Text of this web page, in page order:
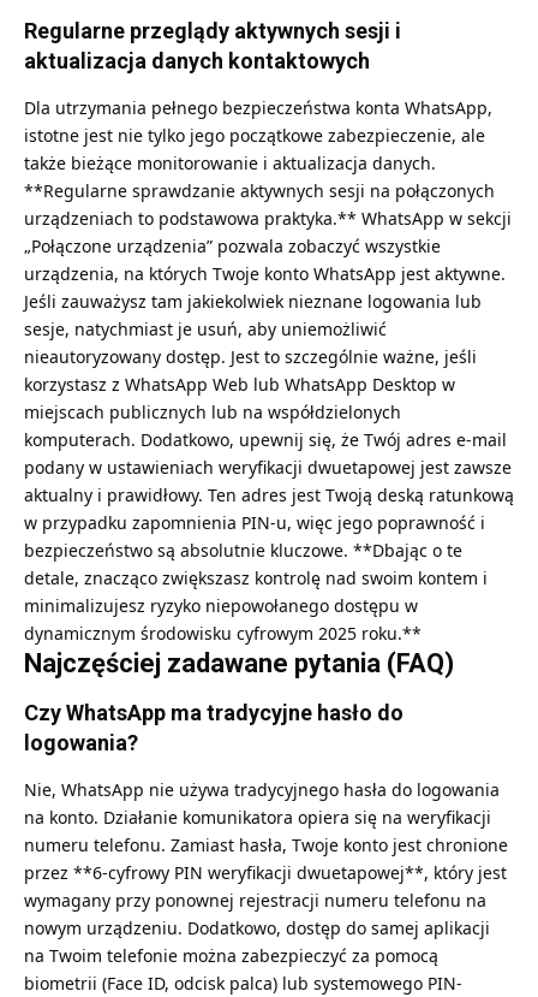
Regularne przeglądy aktywnych sesji i
aktualizacja danych kontaktowych
Dla utrzymania pełnego bezpieczeństwa konta WhatsApp,
istotne jest nie tylko jego początkowe zabezpieczenie, ale
także bieżące monitorowanie i aktualizacja danych.
**Regularne sprawdzanie aktywnych sesji na połączonych
urządzeniach to podstawowa praktyka.** WhatsApp w sekcji
„Połączone urządzenia” pozwala zobaczyć wszystkie
urządzenia, na których Twoje konto WhatsApp jest aktywne.
Jeśli zauważysz tam jakiekolwiek nieznane logowania lub
sesje, natychmiast je usuń, aby uniemożliwić
nieautoryzowany dostęp. Jest to szczególnie ważne, jeśli
korzystasz z WhatsApp Web lub WhatsApp Desktop w
miejscach publicznych lub na współdzielonych
komputerach. Dodatkowo, upewnij się, że Twój adres e-mail
podany w ustawieniach weryfikacji dwuetapowej jest zawsze
aktualny i prawidłowy. Ten adres jest Twoją deską ratunkową
w przypadku zapomnienia PIN-u, więc jego poprawność i
bezpieczeństwo są absolutnie kluczowe. **Dbając o te
detale, znacząco zwiększasz kontrolę nad swoim kontem i
minimalizujesz ryzyko niepowołanego dostępu w
dynamicznym środowisku cyfrowym 2025 roku.**
Najczęściej zadawane pytania (FAQ)
Czy WhatsApp ma tradycyjne hasło do
logowania?
Nie, WhatsApp nie używa tradycyjnego hasła do logowania
na konto. Działanie komunikatora opiera się na weryfikacji
numeru telefonu. Zamiast hasła, Twoje konto jest chronione
przez **6-cyfrowy PIN weryfikacji dwuetapowej**, który jest
wymagany przy ponownej rejestracji numeru telefonu na
nowym urządzeniu. Dodatkowo, dostęp do samej aplikacji
na Twoim telefonie można zabezpieczyć za pomocą
biometrii (Face ID, odcisk palca) lub systemowego PIN-